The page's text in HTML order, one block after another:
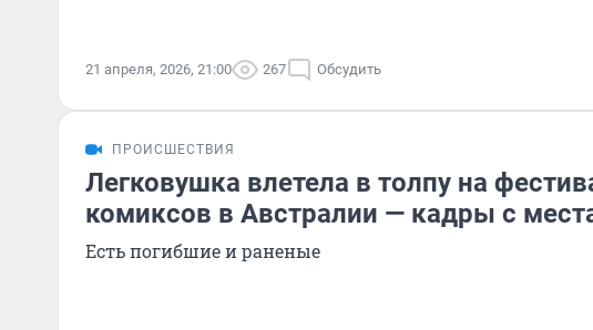
21 апреля, 2026, 21:00 267 Обсудить
ПРОИСШЕСТВИЯ
Легковушка влетела в толпу на
комиксов в Австралии — кадры с
Есть погибшие и раненые